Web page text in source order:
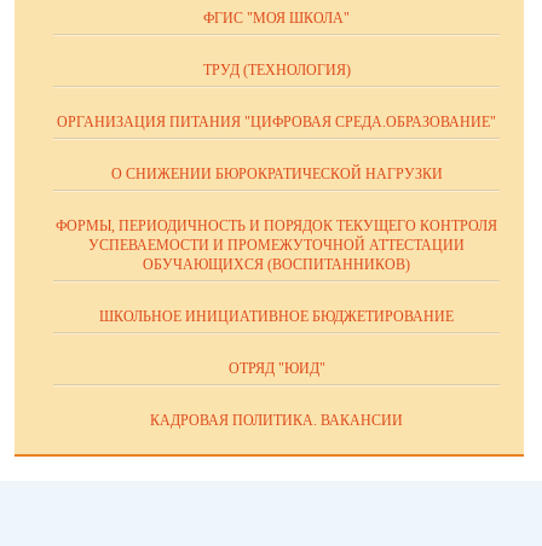
ФГИС "МОЯ ШКОЛА"
ТРУД (ТЕХНОЛОГИЯ)
ОРГАНИЗАЦИЯ ПИТАНИЯ "ЦИФРОВАЯ СРЕДА.ОБРАЗОВАНИЕ"
О СНИЖЕНИИ БЮРОКРАТИЧЕСКОЙ НАГРУЗКИ
ФОРМЫ, ПЕРИОДИЧНОСТЬ И ПОРЯДОК ТЕКУЩЕГО КОНТРОЛЯ
УСПЕВАЕМОСТИ И ПРОМЕЖУТОЧНОЙ АТТЕСТАЦИИ
ОБУЧАЮЩИХСЯ (ВОСПИТАННИКОВ)
ШКОЛЬНОЕ ИНИЦИАТИВНОЕ БЮДЖЕТИРОВАНИЕ
ОТРЯД "ЮИД"
КАДРОВАЯ ПОЛИТИКА. ВАКАНСИИ